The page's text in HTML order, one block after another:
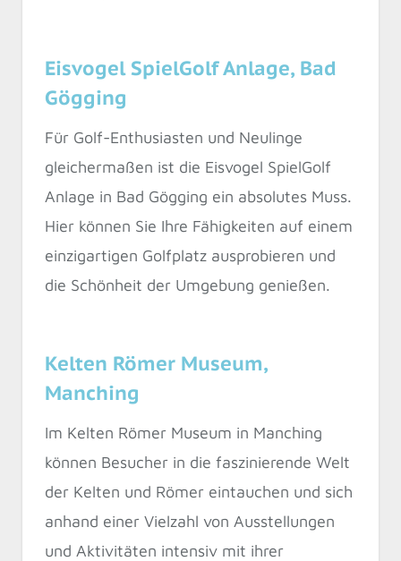
Eisvogel SpielGolf Anlage, Bad
Gögging
Für Golf-Enthusiasten und Neulinge
gleichermaßen ist die Eisvogel SpielGolf
Anlage in Bad Gögging ein absolutes Muss.
Hier können Sie Ihre Fähigkeiten auf einem
einzigartigen Golfplatz ausprobieren und
die Schönheit der Umgebung genießen.
Kelten Römer Museum,
Manching
Im Kelten Römer Museum in Manching
können Besucher in die faszinierende Welt
der Kelten und Römer eintauchen und sich
anhand einer Vielzahl von Ausstellungen
und Aktivitäten intensiv mit ihrer